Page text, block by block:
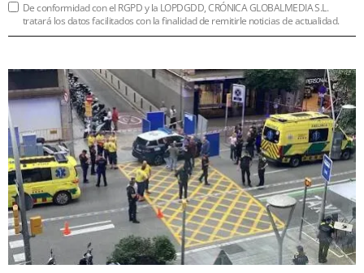
De conformidad con el RGPD y la LOPDGDD, CRÓNICA GLOBALMEDIA S.L.
tratará los datos facilitados con la finalidad de remitirle noticias de actualidad.